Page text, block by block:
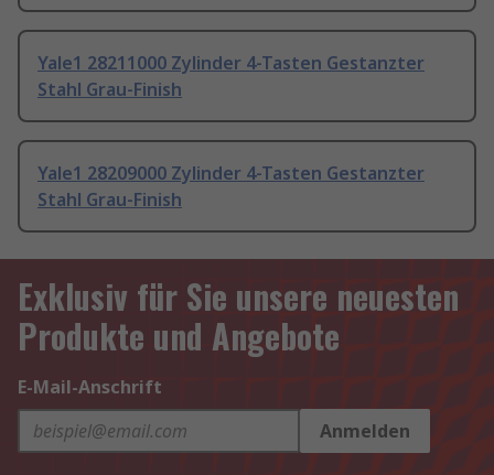
Yale1 28211000 Zylinder 4-Tasten Gestanzter
Stahl Grau-Finish
Yale1 28209000 Zylinder 4-Tasten Gestanzter
Stahl Grau-Finish
Exklusiv für Sie unsere neuesten
Produkte und Angebote
E-Mail-Anschrift
Anmelden